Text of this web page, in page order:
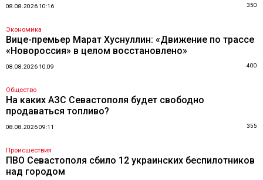
08.08.2026 10:16 350
Экономика
Вице-премьер Марат Хуснуллин: «Движение по трассе
«Новороссия» в целом восстановлено»
08.08.2026 10:09 400
Общество
На каких АЗС Севастополя будет свободно
продаваться топливо?
08.08.2026 09:11 355
Происшествия
ПВО Севастополя сбило 12 украинских беспилотников
над городом